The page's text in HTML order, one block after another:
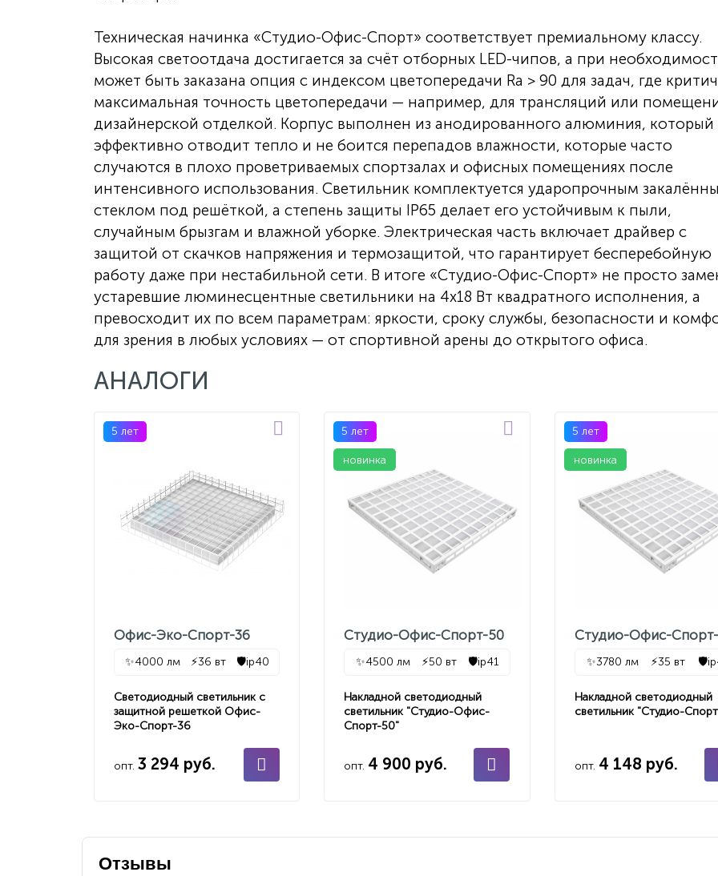
Техническая начинка «Студио-Офис-Спорт» соответствует премиальному классу.
Высокая светоотдача достигается за счёт отборных LED-чипов, а при
может быть заказана опция с индексом цветопередачи Ra > 90 для задач, где
максимальная точность цветопередачи — например, для трансляций или
дизайнерской отделкой. Корпус выполнен из анодированного алюминия, который
эффективно отводит тепло и не боится перепадов влажности, которые часто
случаются в плохо проветриваемых спортзалах и офисных помещениях после
интенсивного использования. Светильник комплектуется ударопрочным
стеклом под решёткой, а степень защиты IP65 делает его устойчивым к пыли,
случайным брызгам и влажной уборке. Электрическая часть включает драйвер с
защитой от скачков напряжения и термозащитой, что гарантирует бесперебойную
работу даже при нестабильной сети. В итоге «Студио-Офис-Спорт» не просто
устаревшие люминесцентные светильники на 4х18 Вт квадратного исполнения, а
превосходит их по всем параметрам: яркости, сроку службы, безопасности и
для зрения в любых условиях — от спортивной арены до открытого офиса.
АНАЛОГИ
5 лет
Офис-Эко-Спорт-36
✨4000 лм ⚡36 вт 🛡️ip40
Светодиодный светильник с
защитной решеткой Офис-
Эко-Спорт-36
опт. 3 294 руб.
5 лет
новинка
Студио-Офис-Спорт-50
✨4500 лм ⚡50 вт 🛡️ip41
Накладной светодиодный
светильник "Студио-Офис-
Спорт-50"
опт. 4 900 руб.
5 лет
новинка
Студио-Офис-
✨3780 лм ⚡35 вт 🛡️
Накладной светодиодный
светильник "Студио-
опт. 4 148 руб.
Отзывы